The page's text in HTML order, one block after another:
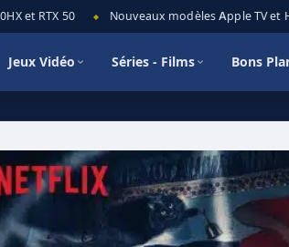
et RTX 50 Nouveaux modèles Apple TV et
Jeux Vidéo Séries - Films Bons